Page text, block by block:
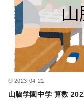
2023-04-21
山脇学園中学 算数